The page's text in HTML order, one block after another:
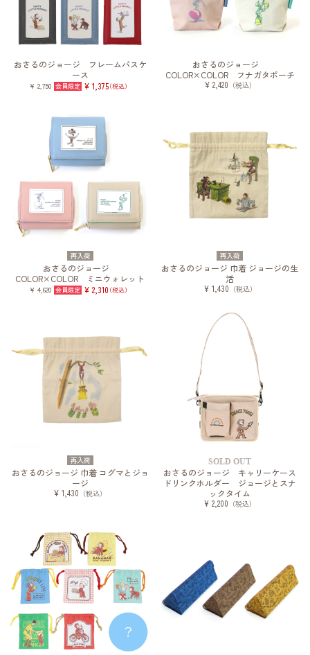
おさるのジョージ フレームパスケ
ース
¥ 2,750 ¥ 1,375（税込）
おさるのジョージ
COLOR×COLOR フナガタポーチ
¥ 2,420 （税込）
再入荷
おさるのジョージ
COLOR×COLOR ミニウォレット
¥ 4,620 ¥ 2,310（税込）
再入荷
おさるのジョージ 巾着 ジョージの生
活
¥ 1,430 （税込）
再入荷
おさるのジョージ 巾着 コグマとジョ
ージ
¥ 1,430 （税込）
SOLD OUT
おさるのジョージ キャリーケース
ドリンクホルダー ジョージとスナ
ックタイム
¥ 2,200 （税込）